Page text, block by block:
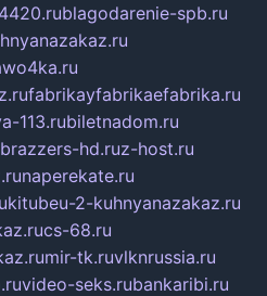
blagodarenie-spb.ru
fabrikayfabrikaefabrika.ru
113.rubiletnadom.ru
brazzers-hd.ruz-host.ru
naperekate.ru
kitubeu-2-kuhnyanazakaz.ru
cs-68.ru
mir-tk.ruvlknrussia.ru
video-seks.rubankaribi.ru